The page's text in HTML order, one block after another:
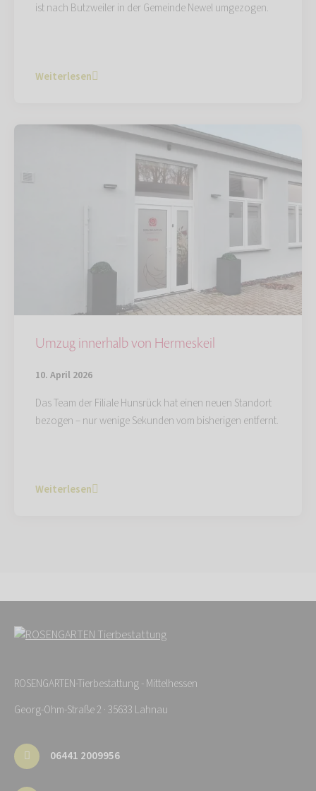
ist nach Butzweiler in der Gemeinde Newel umgezogen.
Weiterlesen
Umzug innerhalb von Hermeskeil
10. April 2026
Das Team der Filiale Hunsrück hat einen neuen Standort
bezogen – nur wenige Sekunden vom bisherigen entfernt.
Weiterlesen
ROSENGARTEN-Tierbestattung - Mittelhessen
Georg-Ohm-Straße 2 · 35633 Lahnau
06441 2009956